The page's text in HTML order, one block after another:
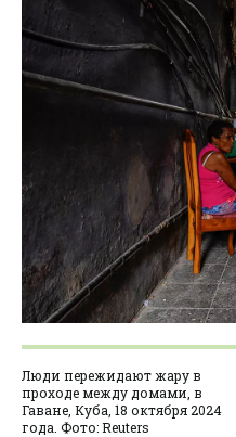
Люди пережидают жару в
проходе между домами, в
Гаване, Куба, 18 октября 2024
года. Фото: Reuters